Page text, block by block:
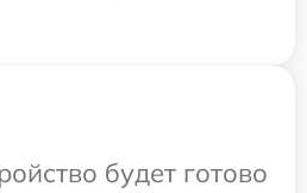
будет готово